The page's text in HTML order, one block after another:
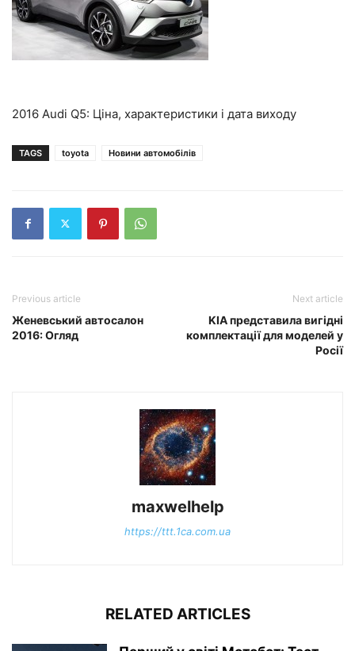
2016 Audi Q5: Ціна, характеристики і дата виходу
TAGS toyota Новини автомобілів
Previous article
Женевський автосалон
2016: Огляд
Next article
KIA представила вигідні
комплектації для моделей у
Росії
maxwelhelp
https://ttt.1ca.com.ua
RELATED ARTICLES